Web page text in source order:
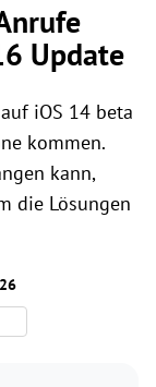
Update
iOS 14 beta
kommen.
kann,
die Lösungen